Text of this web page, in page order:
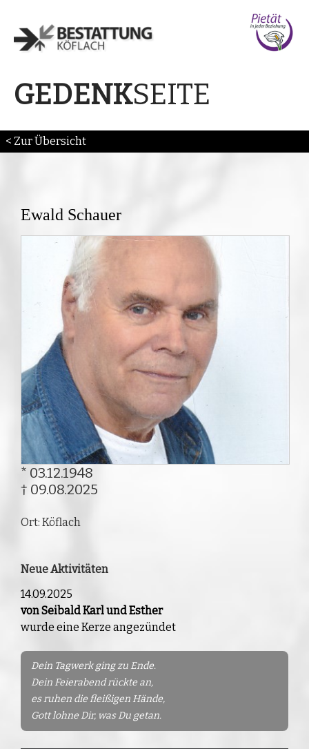
GEDENKSEITE
< Zur Übersicht
Ewald Schauer
* 03.12.1948
† 09.08.2025
Ort: Köflach
Neue Aktivitäten
14.09.2025
von Seibald Karl und Esther
wurde eine Kerze angezündet
Dein Tagwerk ging zu Ende.
Dein Feierabend rückte an,
es ruhen die fleißigen Hände,
Gott lohne Dir, was Du getan.